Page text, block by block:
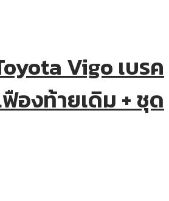
Vigo เบรค
ฟืองท้ายเดิม + ชุด